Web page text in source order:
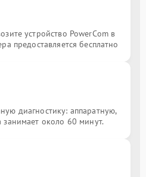
устройство PowerCom в
предоставляется бесплатно
диагностику: аппаратную,
около 60 минут.